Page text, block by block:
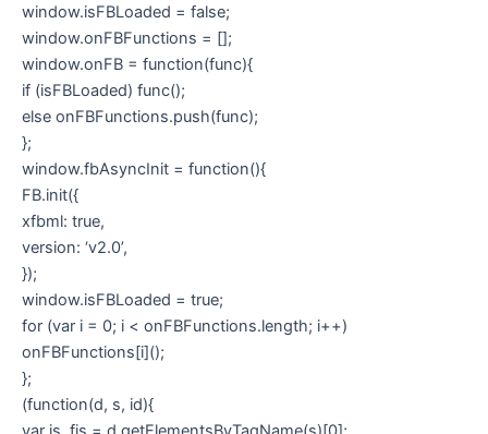
window.isFBLoaded = false;
window.onFBFunctions = [];
window.onFB = function(func){
if (isFBLoaded) func();
else onFBFunctions.push(func);
};
window.fbAsyncInit = function(){
FB.init({
xfbml: true,
version: ‘v2.0’,
});
window.isFBLoaded = true;
for (var i = 0; i < onFBFunctions.length; i++)
onFBFunctions[i]();
};
(function(d, s, id){